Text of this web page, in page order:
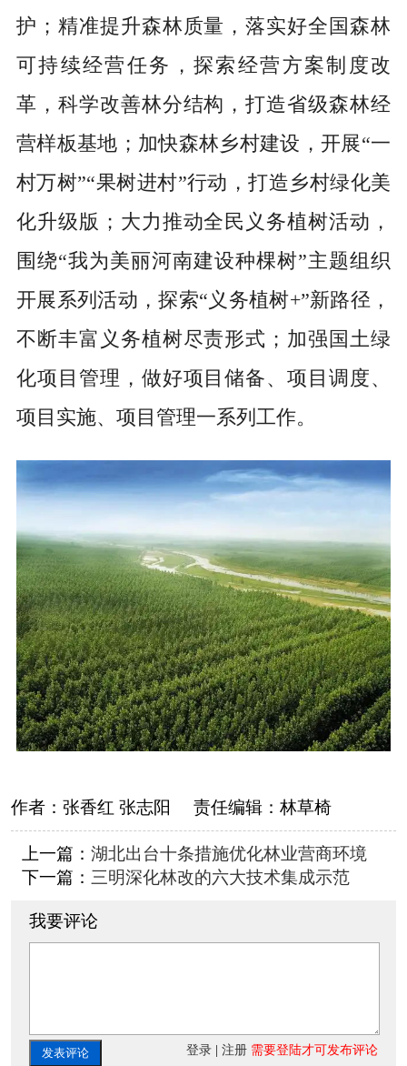
护；精准提升森林质量，落实好全国森林
可持续经营任务，探索经营方案制度改
革，科学改善林分结构，打造省级森林经
营样板基地；加快森林乡村建设，开展“一
村万树”“果树进村”行动，打造乡村绿化美
化升级版；大力推动全民义务植树活动，
围绕“我为美丽河南建设种棵树”主题组织
开展系列活动，探索“义务植树+”新路径，
不断丰富义务植树尽责形式；加强国土绿
化项目管理，做好项目储备、项目调度、
项目实施、项目管理一系列工作。
作者： 张香红 张志阳 责任编辑： 林草椅
上一篇： 湖北出台十条措施优化林业营商环境
下一篇： 三明深化林改的六大技术集成示范
我要评论
发表评论 登录 |注册 需要登陆才可发布评论